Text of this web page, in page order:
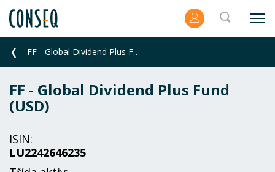
FF - Global Dividend Plus Fund (USD)
FF - Global Dividend Plus Fund
(USD)
ISIN:
LU2242646235